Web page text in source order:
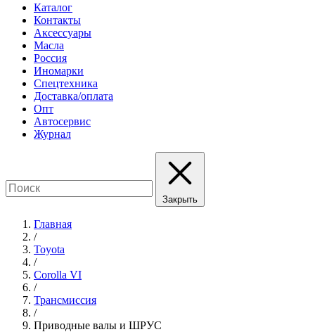
Каталог
Контакты
Аксессуары
Масла
Россия
Иномарки
Спецтехника
Доставка/оплата
Опт
Автосервис
Журнал
Закрыть
Главная
/
Toyota
/
Corolla VI
/
Трансмиссия
/
Приводные валы и ШРУС